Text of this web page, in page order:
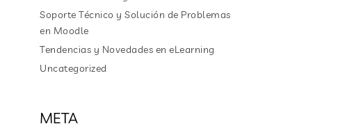
Soporte Técnico y Solución de Problemas
en Moodle
Tendencias y Novedades en eLearning
Uncategorized
META